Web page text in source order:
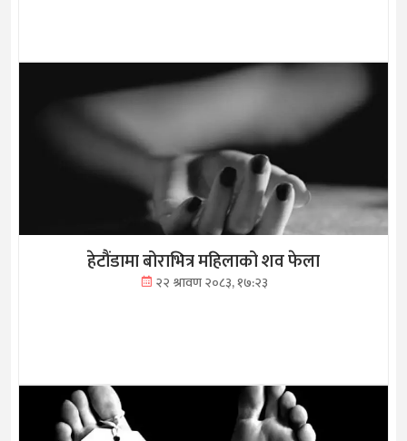
हेटौंडामा बोराभित्र महिलाको शव फेला
२२ श्रावण २०८३, १७:२३